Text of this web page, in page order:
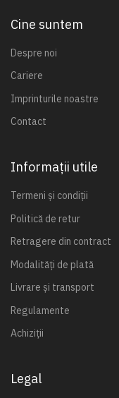
Cine suntem
Despre noi
Cariere
Imprinturile noastre
Contact
Informații utile
Termeni și condiții
Politică de retur
Retragere din contract
Modalități de plată
Livrare și transport
Regulamente
Achiziții
Legal